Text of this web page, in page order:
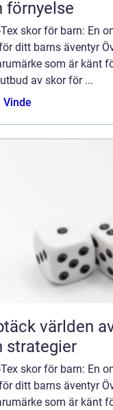
förnyelse
Tex skor för barn: En
ditt barns äventyr
som är känt
av skor för ...
Vinde
världen
strategier
Tex skor för barn: En
ditt barns äventyr
som är känt